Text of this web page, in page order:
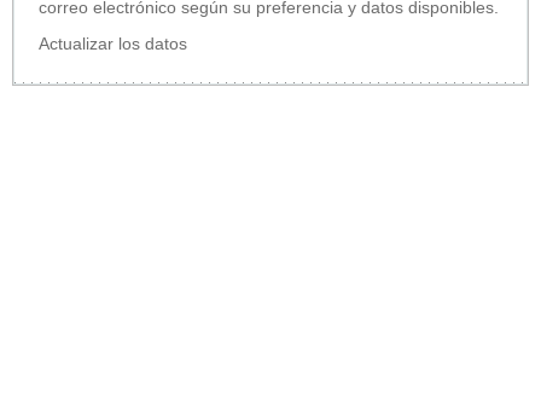
correo electrónico según su preferencia y datos disponibles.
Actualizar los datos